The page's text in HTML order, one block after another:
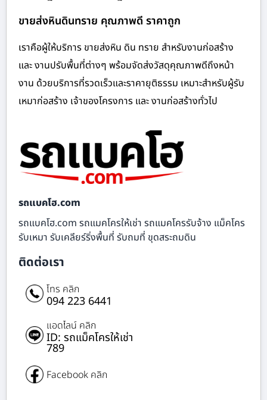
ขายส่งหินดินทราย คุณภาพดี ราคาถูก
เราคือผู้ให้บริการ ขายส่งหิน ดิน ทราย สำหรับงานก่อสร้าง
และ งานปรับพื้นที่ต่างๆ พร้อมจัดส่งวัสดุคุณภาพดีถึงหน้า
งาน ด้วยบริการที่รวดเร็วและราคายุติธรรม เหมาะสำหรับผู้รับ
เหมาก่อสร้าง เจ้าของโครงการ และ งานก่อสร้างทั่วไป
รถแบคโฮ.com
รถแบคโฮ.com รถแมคโครให้เช่า รถแมคโครรับจ้าง แม็คโคร
รับเหมา รับเคลียร์ริ่งพื้นที่ รับถมที่ ขุดสระถมดิน
ติดต่อเรา
โทร คลิก
094 223 6441
แอดไลน์ คลิก
ID: รถแม็คโครให้เช่า
789
Facebook คลิก